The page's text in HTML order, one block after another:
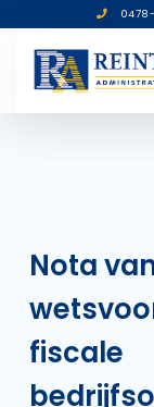
Nota
fiscale